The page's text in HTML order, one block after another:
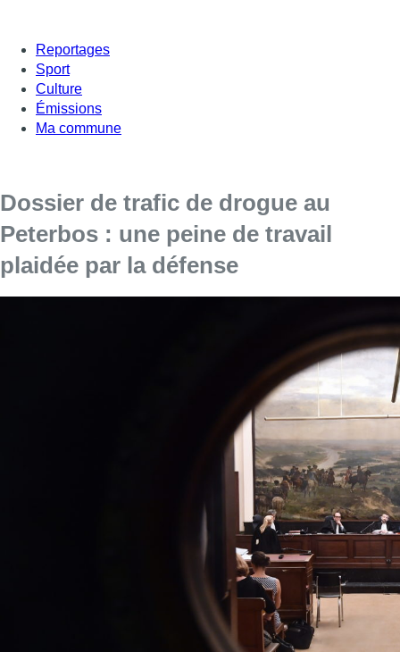
Reportages
Sport
Culture
Émissions
Ma commune
Dossier de trafic de drogue au
Peterbos : une peine de travail
plaidée par la défense